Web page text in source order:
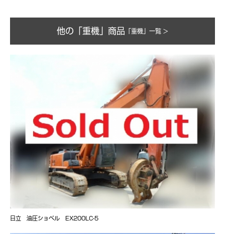
他の「重機」商品 「重機」一覧 >
日立 油圧ショベル EX200LC-5